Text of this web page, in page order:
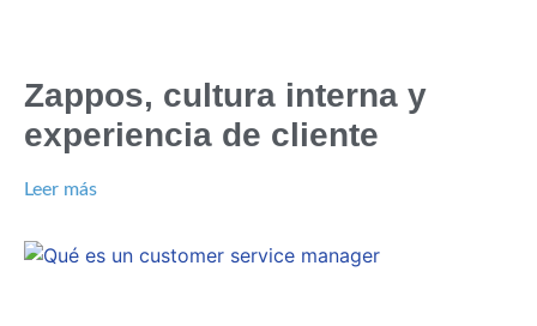
Zappos, cultura interna y
experiencia de cliente
Leer más